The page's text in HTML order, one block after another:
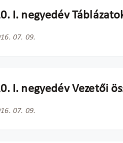
I. negyedév
07. 09.
I. negyedév Vezetői
07. 09.